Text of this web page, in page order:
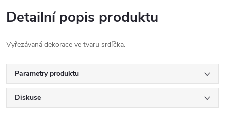
Detailní popis produktu
Vyřezávaná dekorace ve tvaru srdíčka.
Parametry produktu
Diskuse